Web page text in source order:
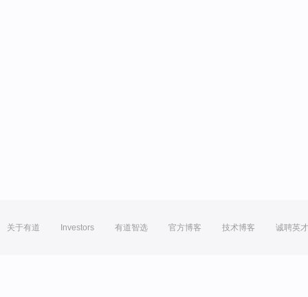
关于有道 Investors 有道智选 官方博客 技术博客 诚聘英才